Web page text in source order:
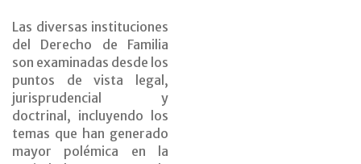
Las diversas instituciones
del Derecho de Familia
son examinadas desde los
puntos de vista legal,
jurisprudencial y
doctrinal, incluyendo los
temas que han generado
mayor polémica en la